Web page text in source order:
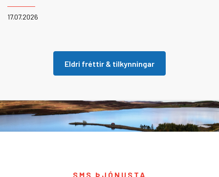
17.07.2026
næstu dagana ef kostur er á.
Eldri fréttir & tilkynningar
SMS ÞJÓNUSTA